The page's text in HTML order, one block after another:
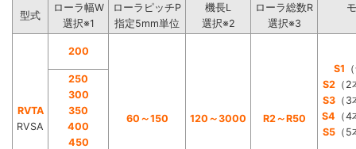
型式
ローラ幅W
選択※1
ローラピッチP
指定5mm単位
機長L
選択※2
ローラ総数R
選択※3
RVTA
RVSA
200
60～150 120～3000 R2～R50
S1
S2（2
S3（3
S4 （
S5（5
250
300
350
400
450